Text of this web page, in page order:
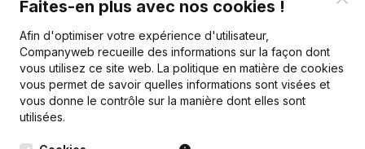
Faites-en plus avec nos cookies !
Afin d'optimiser votre expérience d'utilisateur,
Companyweb recueille des informations sur la façon dont
vous utilisez ce site web. La politique en matière de cookies
vous permet de savoir quelles informations sont visées et
vous donne le contrôle sur la manière dont elles sont
utilisées.
Français
Kantorenpark Everest
248D,
Monitoring
Recherche internationale